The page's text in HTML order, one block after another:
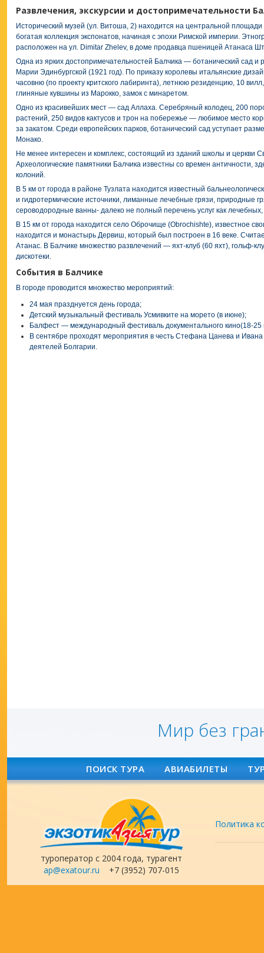
Развлечения, экскурсии и достопримечательности
Исторический музей (ул. Витоша, 2) находится на центральной площади
богатая коллекция экспонатов, начиная с эпохи Римской империи.
расположен на ул. Dimitar Zhelev, в доме продавца пшеницей Атанаса
Одна из ярких достопримечательностей Балчика — ботанический сад и
Марии Эдинбургской (1921 год). По приказу королевы итальянские
часовню (по проекту критского лабиринта), летнюю резиденцию, 10
глиняные кувшины из Марокко, замок с минаретом.
Одно из красивейших мест — сад Аллаха. Серебряный колодец, 200
растений, 250 видов кактусов и трон на побережье — любимое место
за закатом. Среди европейских парков, ботанический сад уступает
Монако.
Не менее интересен и комплекс, состоящий из зданий школы и церкви
Археологические памятники Балчика известны со времен античности,
колоний.
В 5 км от города в районе Тузлата находится известный
и гидротермические источники, лиманные лечебные грязи, природные
сероводородные ванны- далеко не полный перечень услуг как
В 15 км от города находится село Оброчище (Obrochishte), известное
находится и монастырь Дервиш, который был построен в 16 веке.
Атанас. В Балчике множество развлечений — яхт-клуб (60 яхт), гольф-
дискотеки.
События в Балчике
В городе проводится множество мероприятий:
24 мая празднуется день города;
Детский музыкальный фестиваль Усмивките на морето (в июне);
Балфест — международный фестиваль документального кино(18-25
В сентябре проходят мероприятия в честь Стефана Цанева и
деятелей Болгарии.
Мир без
ПОИСК ТУРА АВИАБИЛЕТЫ
туроператор с 2004 года, турагент
ap@exatour.ru +7 (3952) 707-015
Политика